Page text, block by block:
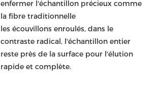
enfermer l'échantillon précieux comme
la fibre traditionnelle
les écouvillons enroulés, dans le
contraste radical, l'échantillon entier
reste près de la surface pour l'élution
rapide et complète.